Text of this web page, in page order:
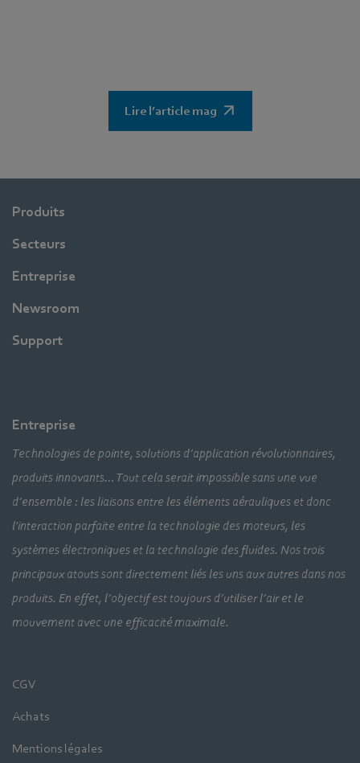
Lire l’article mag
Produits
Secteurs
Entreprise
Newsroom
Support
Entreprise
Technologies de pointe, solutions d’application révolutionnaires,
produits innovants… Tout cela serait impossible sans une vue
d’ensemble : les liaisons entre les éléments aérauliques et donc
l'interaction parfaite entre la technologie des moteurs, les
systèmes électroniques et la technologie des fluides. Nos trois
principaux atouts sont directement liés les uns aux autres dans nos
produits. En effet, l’objectif est toujours d’utiliser l’air et le
mouvement avec une efficacité maximale.
CGV
Achats
Mentions légales